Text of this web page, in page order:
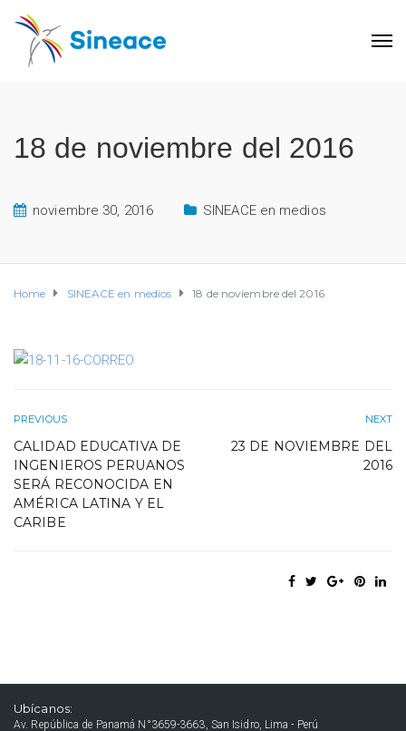
18 de noviembre del 2016
noviembre 30, 2016 SINEACE en medios
Home SINEACE en medios 18 de noviembre del 2016
PREVIOUS
CALIDAD EDUCATIVA DE
INGENIEROS PERUANOS
SERÁ RECONOCIDA EN
AMÉRICA LATINA Y EL
CARIBE
NEXT
23 DE NOVIEMBRE DEL
2016
Ubícanos:
Av. República de Panamá N°3659-3663, San Isidro, Lima - Perú